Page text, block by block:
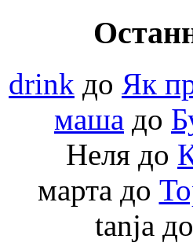
drink до Як
маша до
Неля до
марта до
tanja